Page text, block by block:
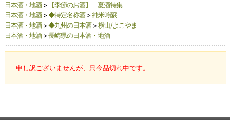
日本酒・地酒>
【季節のお酒】 夏酒特集
日本酒・地酒> ◆特定名称酒> 純米吟醸
日本酒・地酒> ◆九州の日本酒> 横山/よこやま
日本酒・地酒> 長崎県の日本酒・地酒
申し訳ございませんが、只今品切れ中です。